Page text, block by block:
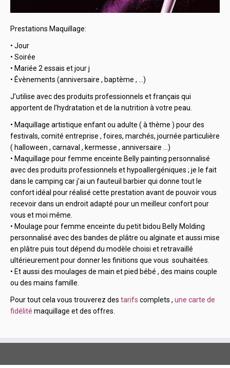
Prestations Maquillage:
• Jour
• Soirée
• Mariée 2 essais et jour j
• Évènements (anniversaire , baptème , …)
J’utilise avec des produits professionnels et français qui
apportent de l’hydratation et de la nutrition à votre peau.
• Maquillage artistique enfant ou adulte ( à thème ) pour des
festivals, comité entreprise , foires, marchés, journée particulière
( halloween , carnaval , kermesse , anniversaire …)
• Maquillage pour femme enceinte Belly painting personnalisé
avec des produits professionnels et hypoallergéniques ; je le fait
dans le camping car j’ai un fauteuil barbier qui donne tout le
confort idéal pour réalisé cette prestation avant de pouvoir vous
recevoir dans un endroit adapté pour un meilleur confort pour
vous et moi même.
• Moulage pour femme enceinte du petit bidou Belly Molding
personnalisé avec des bandes de plâtre ou alginate et aussi mise
en plâtre puis tout dépend du modèle choisi et retravaillé
ultérieurement pour donner les finitions que vous souhaitées.
• Et aussi des moulages de main et pied bébé , des mains couple
ou des mains famille.
Pour tout cela vous trouverez des tarifs complets , une carte de
fidélité maquillage et des offres.